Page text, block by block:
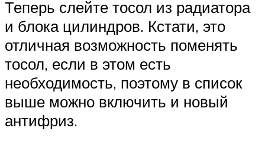
Теперь слейте тосол из радиатора
и блока цилиндров. Кстати, это
отличная возможность поменять
тосол, если в этом есть
необходимость, поэтому в список
выше можно включить и новый
антифриз.